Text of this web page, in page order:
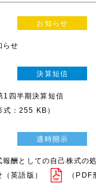
お知らせ
らせ
決算短信
1四半期決算短信
式：255 KB）
適時開示
報酬としての自己株式の
（英語版）
（PDF